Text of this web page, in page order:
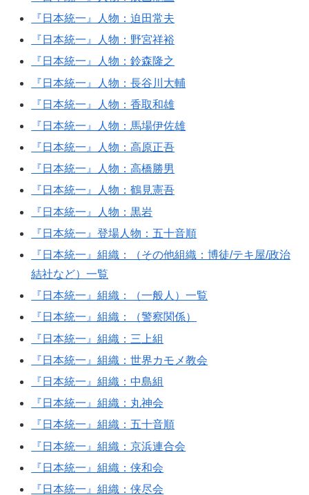
『日本統一』人物：迫田常夫
『日本統一』人物：野宮祥裕
『日本統一』人物：鈴森隆之
『日本統一』人物：長谷川大輔
『日本統一』人物：香取和雄
『日本統一』人物：馬場伊佐雄
『日本統一』人物：高原正吾
『日本統一』人物：高橋勝男
『日本統一』人物：鶴見憲吾
『日本統一』人物：黒岩
『日本統一』登場人物：五十音順
『日本統一』組織：（その他組織：博徒/テキ屋/政治
結社など）一覧
『日本統一』組織：（一般人）一覧
『日本統一』組織：（警察関係）
『日本統一』組織：三上組
『日本統一』組織：世界カモメ教会
『日本統一』組織：中島組
『日本統一』組織：丸神会
『日本統一』組織：五十音順
『日本統一』組織：京浜連合会
『日本統一』組織：侠和会
『日本統一』組織：侠尽会